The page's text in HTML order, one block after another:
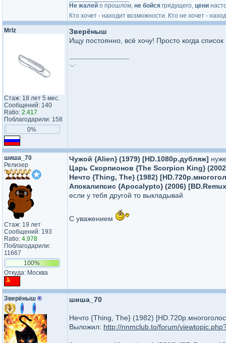
Не жалей о прошлом, не бойся грядущего, цени
Кто хочет - находит возможности. Кто не хочет -
MrIz
Стаж: 18 лет 5 мес.
Сообщений: 140
Ratio: 2.417
Поблагодарили: 158
0%
Зверёныш
Ищу постоянно, всё хочу! Просто когда
._.
шиша_70
Релизер
Стаж: 19 лет
Сообщений: 193
Ratio: 4.978
Поблагодарили:
11667
100%
Откуда: Москва
Чужой {Alien} (1979) [HD.1080p.дубляж]
Царь Cкорпионов {The Scorpion King}
Нечто {Thing, The} (1982)
Апокалипсис {Apocalypto} (2006)
если у тебя другой то выкладывай
С уважением
Зверёныш ® шиша_70
Нечто {Thing, The} (1982)
Выложил: http://nnmclub.to/forum/